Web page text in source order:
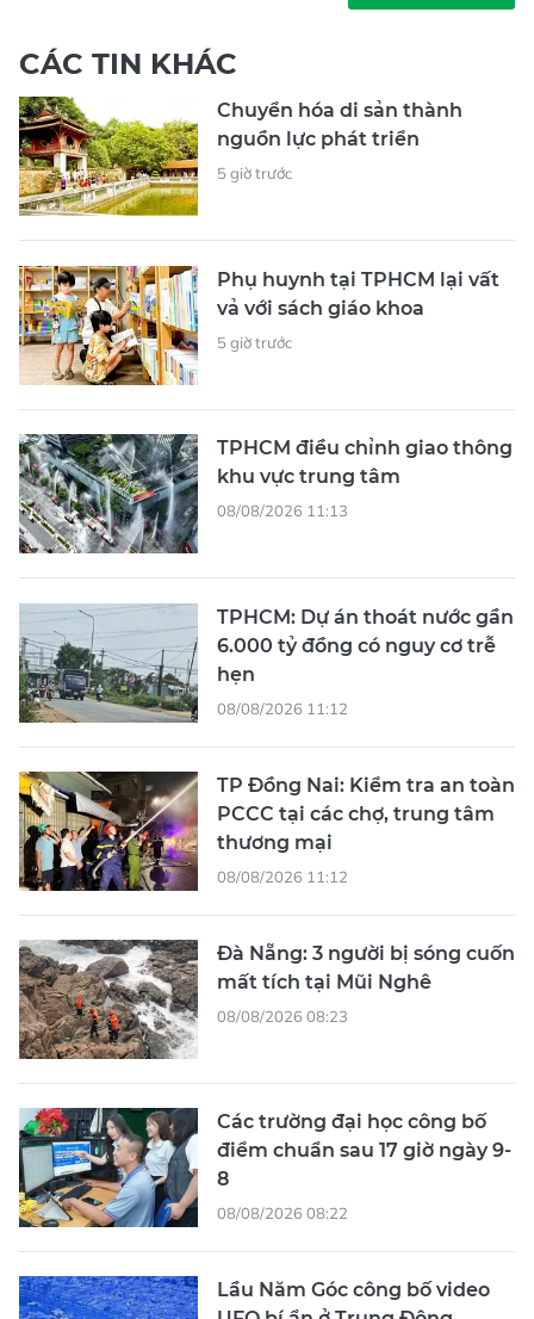
CÁC TIN KHÁC
Chuyển hóa di sản thành
nguồn lực phát triển
5 giờ trước
Phụ huynh tại TPHCM lại vất
vả với sách giáo khoa
5 giờ trước
TPHCM điều chỉnh giao thông
khu vực trung tâm
08/08/2026 11:13
TPHCM: Dự án thoát nước gần
6.000 tỷ đồng có nguy cơ trễ
hẹn
08/08/2026 11:12
TP Đồng Nai: Kiểm tra an toàn
PCCC tại các chợ, trung tâm
thương mại
08/08/2026 11:12
Đà Nẵng: 3 người bị sóng cuốn
mất tích tại Mũi Nghê
08/08/2026 08:23
Các trường đại học công bố
điểm chuẩn sau 17 giờ ngày 9-
8
08/08/2026 08:22
Lầu Năm Góc công bố video